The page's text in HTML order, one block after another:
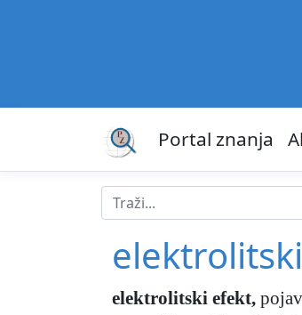
Portal znanja
elektrolitski efekt,